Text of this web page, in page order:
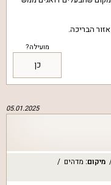
הבריכה.
מועילה?
כן
05.01.2025
מיקום: מדהים